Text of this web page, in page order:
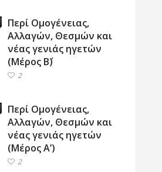
Περί Ομογένειας,
Αλλαγών, Θεσμών και
νέας γενιάς ηγετών
(Μέρος Β΄)
2
Περί Ομογένειας,
Αλλαγών, Θεσμών και
νέας γενιάς ηγετών
(Μέρος Α’)
2